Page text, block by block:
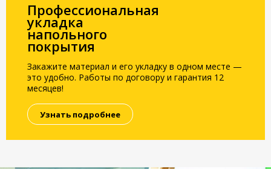
Профессиональная
укладка
напольного
покрытия
Закажите материал и его укладку в одном месте —
это удобно. Работы по договору и гарантия 12
месяцев!
Узнать подробнее